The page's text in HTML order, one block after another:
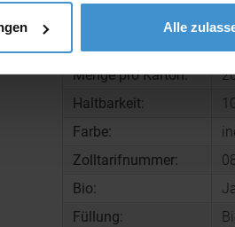
Alle
Maße:
Menge pro Karton:
Haltbarkeit:
Farbe:
Zolltarifnummer:
Bio:
Ja
Füllung: